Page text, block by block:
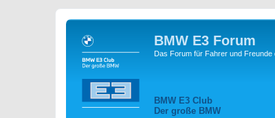
BMW E3 Forum
Das Forum für Fahrer und Freunde
BMW E3 Club
Der große BMW